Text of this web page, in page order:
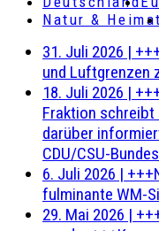
Natur & Heimat
31. Juli 2026 |
und Luftgrenzen
18. Juli 2026 |
Fraktion schreibt
darüber
CDU/CSU-
6. Juli 2026 |
fulminante WM-
29. Mai 2026 |